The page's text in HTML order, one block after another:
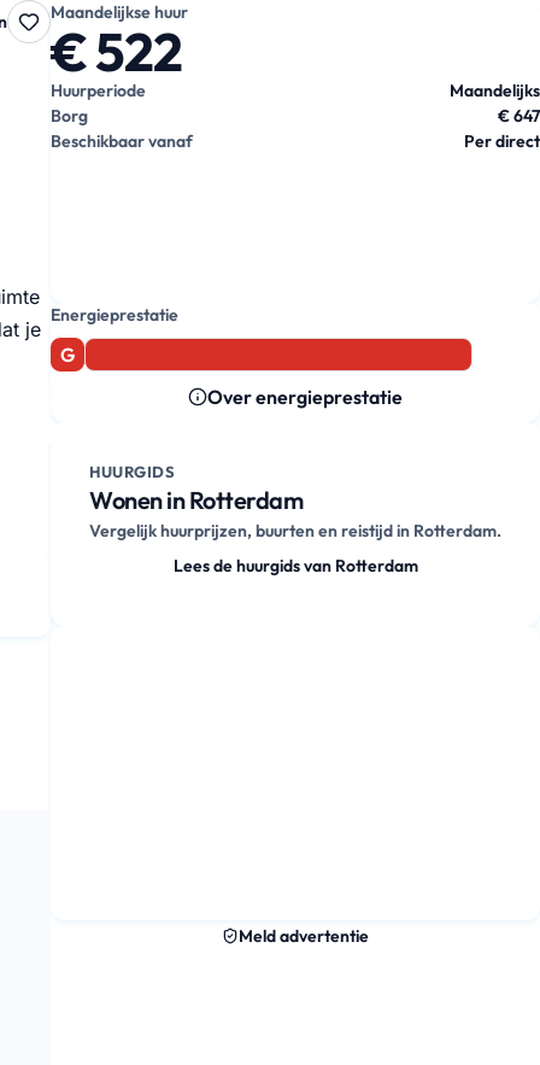
je
Maandelijkse huur
€ 522
Huurperiode
Maandelijks
Borg
€ 647
Beschikbaar vanaf
Per direct
Energieprestatie
G
Over energieprestatie
HUURGIDS
Wonen in Rotterdam
Vergelijk huurprijzen, buurten en reistijd in Rotterdam.
Lees de huurgids van Rotterdam
Meld advertentie